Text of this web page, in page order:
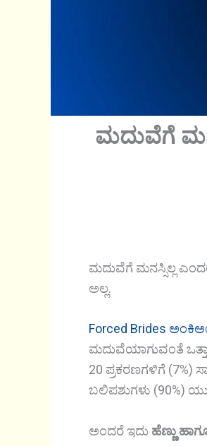
ಮದುವೆಗೆ
ಮದುವೆಗೆ ಮನಸ್ಸಿಲ್ಲ
ಅಲ್ಲ.
Forced Brides
ಮದುವೆಯಾಗುವಂತೆ
20 ಪ್ರಕರಣಗಳಿಗೆ (7%)
ಬಲಿಪಶುಗಳು (90%)
ಅಂದರೆ ಇದು ಹೆಣ್ಣು